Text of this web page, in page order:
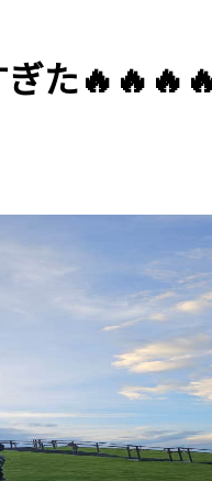
た